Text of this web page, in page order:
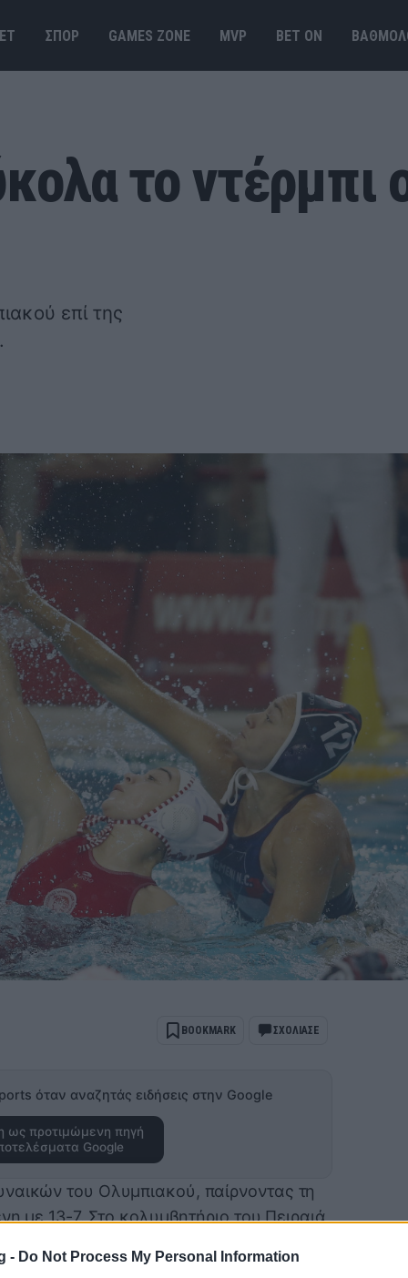
- Do Not Process My Personal Information
ΣΠΟΡ GAMES ΖΟΝΕ MVP BET ΟΝ
το ντέρμπι
επί της
BOOKMARK ΣΧΟΛΙΑΣΕ
όταν αναζητάς ειδήσεις στην Google
ως προτιμώμενη πηγή
Google
του Ολυμπιακού, παίρνοντας τη
με 13-7. Στο κολυμβητήριο του Πειραιά
για την 17η αγωνιστική και πλέον
με τη Ματαρό για τα προημιτελικά